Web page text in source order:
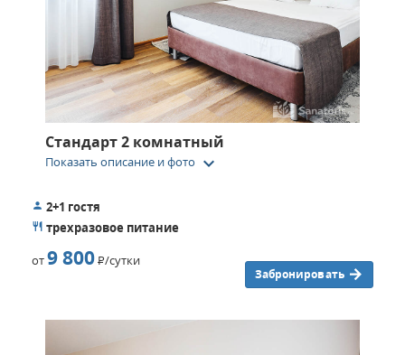
Стандарт 2 комнатный
Показать описание и фото keyboard_arrow_down
2+1 гостя
трехразовое питание
от9 800Р/сутки
Забронировать